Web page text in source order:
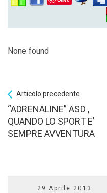
None found
Articolo precedente
“ADRENALINE” ASD ,
QUANDO LO SPORT E’
SEMPRE AVVENTURA
29 Aprile 2013